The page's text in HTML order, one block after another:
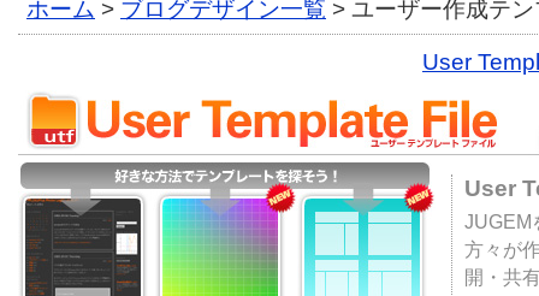
ホーム > ブログデザイン一覧 > ユーザー作成テ
User
User
JUGEM
方々が
開・共